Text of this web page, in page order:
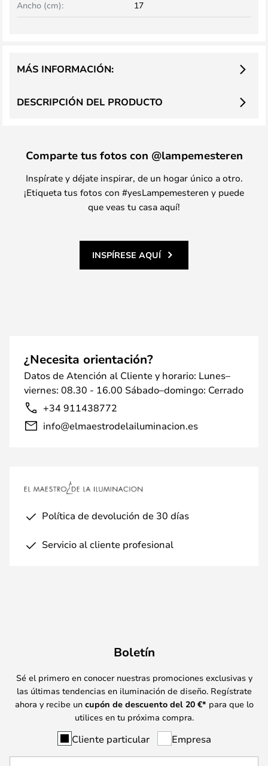
Ancho (cm): 17
DESCRIPCIÓN DEL PRODUCTO
MÁS INFORMACIÓN:
Comparte tus fotos con @lampemesteren
Inspírate y déjate inspirar, de un hogar único a otro.
¡Etiqueta tus fotos con #yesLampemesteren y puede
que veas tu casa aquí!
INSPÍRESE AQUÍ
¿Necesita orientación?
Datos de Atención al Cliente y horario: Lunes–
viernes: 08.30 - 16.00 Sábado–domingo: Cerrado
+34 911438772
info@elmaestrodelailuminacion.es
Política de devolución de 30 días
Servicio al cliente profesional
Boletín
Sé el primero en conocer nuestras promociones exclusivas y
las últimas tendencias en iluminación de diseño. Regístrate
ahora y recibe un cupón de descuento del 20 €* para que lo
utilices en tu próxima compra.
Cliente particular Empresa